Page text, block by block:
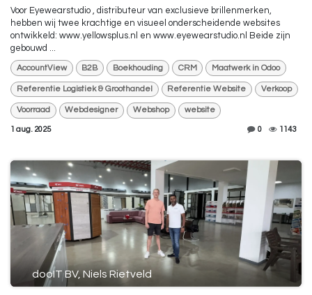
Voor Eyewearstudio , distributeur van exclusieve brillenmerken,
hebben wij twee krachtige en visueel onderscheidende websites
ontwikkeld: www.yellowsplus.nl en www.eyewearstudio.nl Beide zijn
gebouwd ...
AccountView B2B Boekhouding CRM Maatwerk in Odoo
Referentie Logistiek & Groothandel Referentie Website Verkoop
Voorraad Webdesigner Webshop website
1 aug. 2025 0 1143
dooIT BV, Niels Rietveld